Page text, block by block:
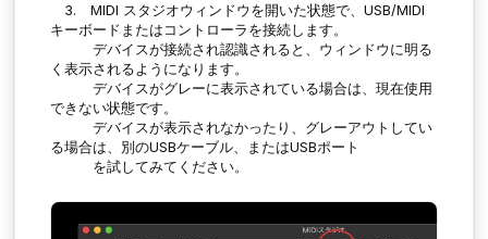
3. MIDI スタジオウィンドウを開いた状態で、USB/MIDI
キーボードまたはコントローラを接続します。
デバイスが接続され認識されると、ウィンドウに明る
く表示されるようになります。
デバイスがグレーに表示されている場合は、現在使用
できない状態です。
デバイスが表示されなかったり、グレーアウトしてい
る場合は、別のUSBケーブル、またはUSBポート
を試してみてください。